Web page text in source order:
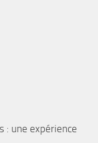
: une expérience